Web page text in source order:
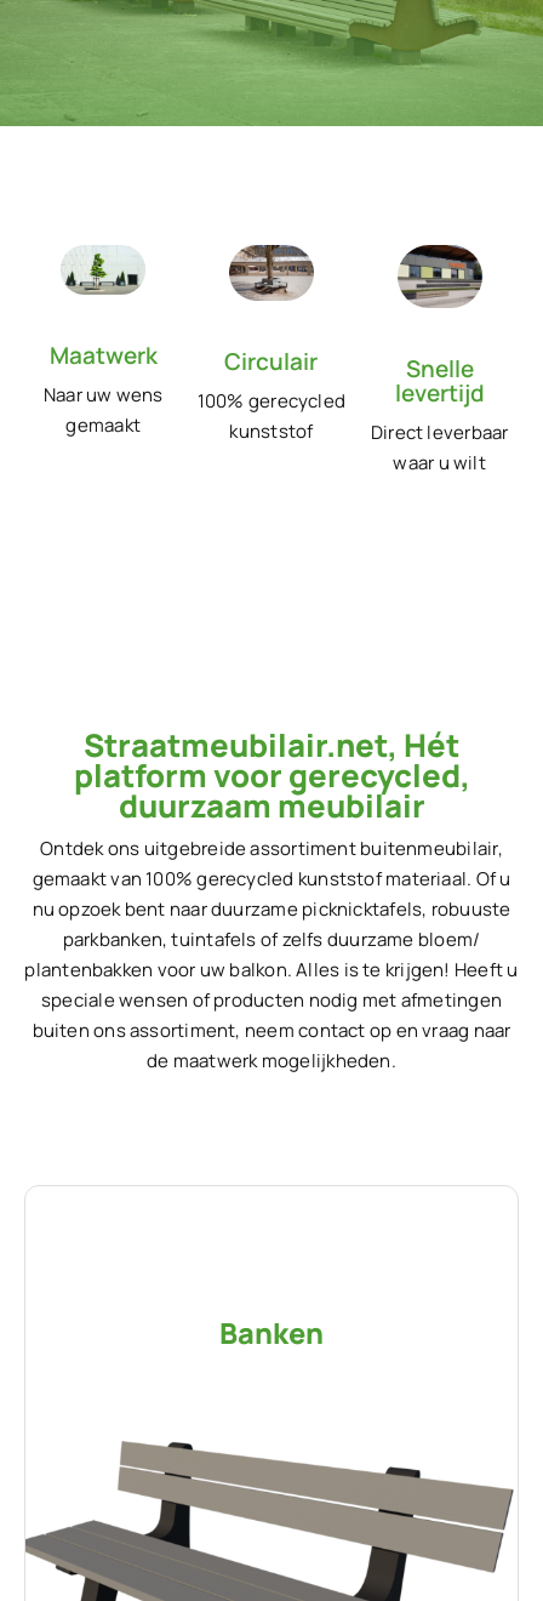
Maatwerk
Naar uw wens
gemaakt
Circulair
100% gerecycled
kunststof
Snelle
levertijd
Direct leverbaar
waar u wilt
Straatmeubilair.net, Hét
platform voor gerecycled,
duurzaam meubilair
Ontdek ons uitgebreide assortiment buitenmeubilair,
gemaakt van 100% gerecycled kunststof materiaal. Of u
nu opzoek bent naar duurzame picknicktafels, robuuste
parkbanken, tuintafels of zelfs duurzame bloem/
plantenbakken voor uw balkon. Alles is te krijgen! Heeft u
speciale wensen of producten nodig met afmetingen
buiten ons assortiment, neem contact op en vraag naar
de maatwerk mogelijkheden.
Banken